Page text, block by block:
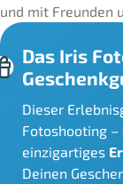
und mit Freunden
Das Iris
Dieser
Fotoshooting –
einzigartiges
Deinen